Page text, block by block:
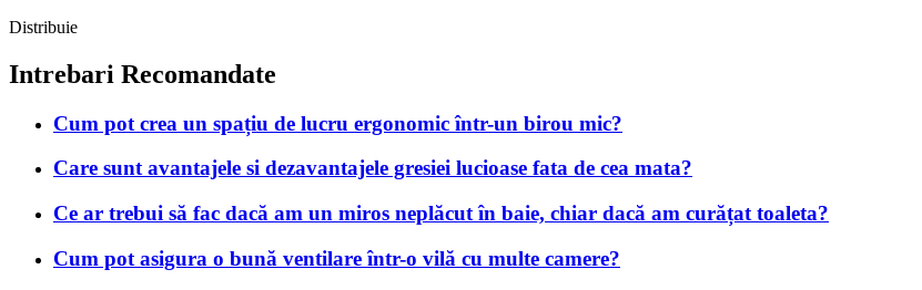
Distribuie
Intrebari Recomandate
Cum pot crea un spațiu de lucru ergonomic într-un birou mic?
Care sunt avantajele si dezavantajele gresiei lucioase fata de cea mata?
Ce ar trebui să fac dacă am un miros neplăcut în baie, chiar dacă am curățat toaleta?
Cum pot asigura o bună ventilare într-o vilă cu multe camere?